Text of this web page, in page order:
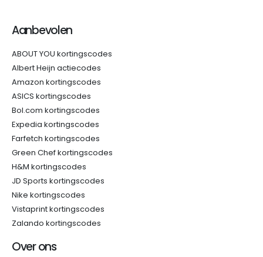
Aanbevolen
ABOUT YOU kortingscodes
Albert Heijn actiecodes
Amazon kortingscodes
ASICS kortingscodes
Bol.com kortingscodes
Expedia kortingscodes
Farfetch kortingscodes
Green Chef kortingscodes
H&M kortingscodes
JD Sports kortingscodes
Nike kortingscodes
Vistaprint kortingscodes
Zalando kortingscodes
Over ons